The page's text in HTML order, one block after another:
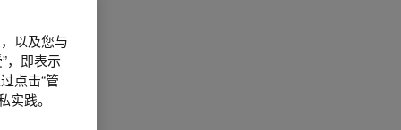
以及您与
，即表示
点击“管
实践。